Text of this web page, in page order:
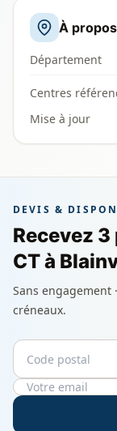
À
Département
Centres
Mise à jour
DEVIS &
Recevez
CT à
Sans engagement
créneaux.
Code postal
Email